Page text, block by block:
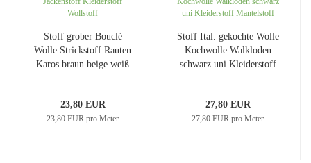
Stoff grober Bouclé
Wolle Strickstoff Rauten
Karos braun beige weiß
23,80 EUR
23,80 EUR pro Meter
Stoff Ital. gekochte Wolle
Kochwolle Walkloden
schwarz uni Kleiderstoff
27,80 EUR
27,80 EUR pro Meter